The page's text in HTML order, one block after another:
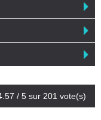
/ 5 sur 201 vote(s)